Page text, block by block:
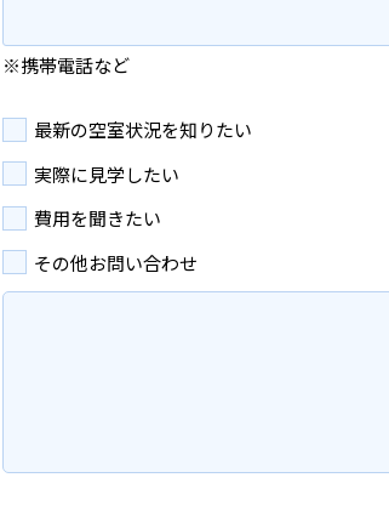
※携帯電話など
最新の空室状況を知りたい
実際に見学したい
費用を聞きたい
その他お問い合わせ